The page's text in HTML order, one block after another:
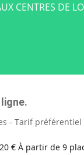
CENTRES DE
- Tarif
€ À partir de 9